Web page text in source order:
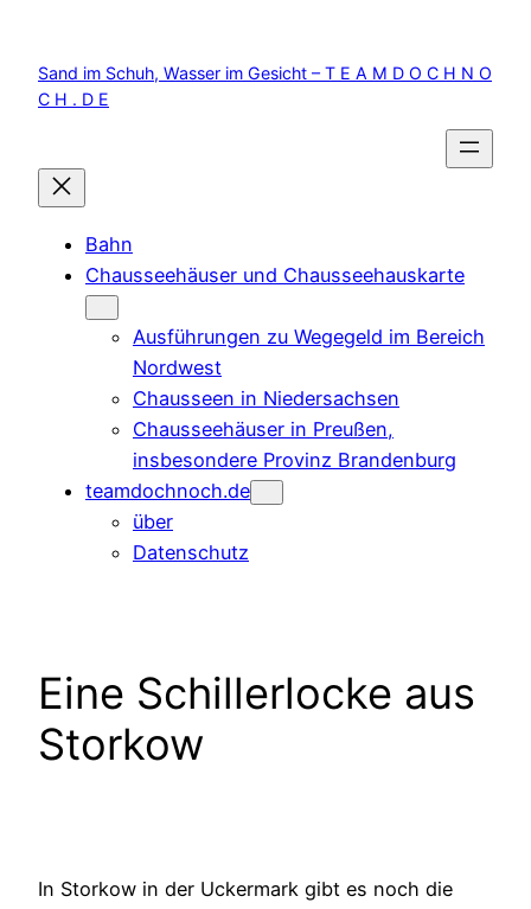
springen
Sand im Schuh, Wasser im Gesicht – T E A M D O C H N O
C H . D E
Bahn
Chausseehäuser und Chausseehauskarte
Ausführungen zu Wegegeld im Bereich
Nordwest
Chausseen in Niedersachsen
Chausseehäuser in Preußen,
insbesondere Provinz Brandenburg
teamdochnoch.de
über
Datenschutz
Eine Schillerlocke aus
Storkow
In Storkow in der Uckermark gibt es noch die